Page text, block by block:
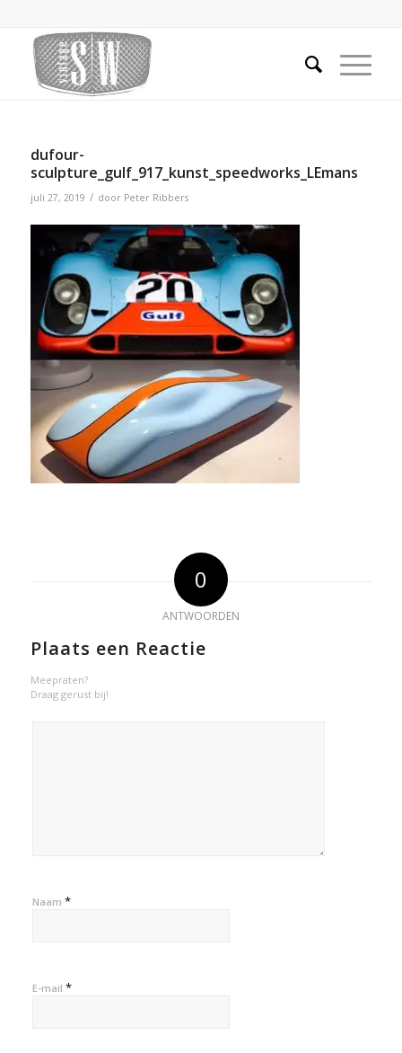
dufour-
sculpture_gulf_917_kunst_speedworks_LEmans
juli 27, 2019 / door Peter Ribbers
0
ANTWOORDEN
Plaats een Reactie
Meepraten?
Draag gerust bij!
Naam *
E-mail *